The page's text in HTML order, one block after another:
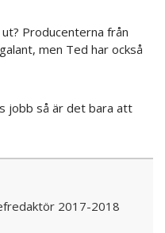
Producenterna från
men Ted har också
jobb så är det bara att
2017-2018